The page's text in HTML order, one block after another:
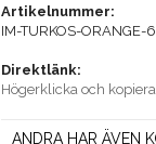
Artikelnummer:
IM-TURKOS-ORANGE-6
Direktlänk:
Högerklicka och
ANDRA HAR ÄVEN